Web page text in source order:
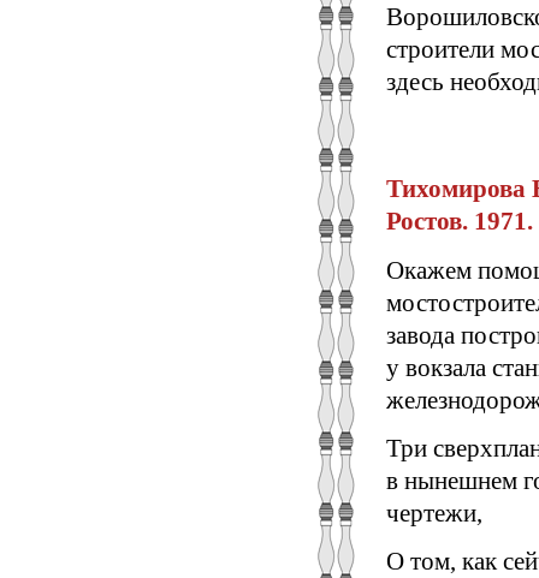
строители
здесь
Тихомирова
Ростов.
Окажем
завода
у вокзала
Три
в нынешнем
чертежи,
О том, как